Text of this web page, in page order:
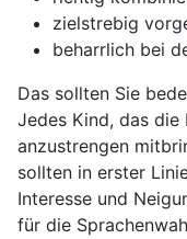
zielstrebig
beharrlich bei
Das sollten Sie
Jedes Kind, das
anzustrengen
sollten in erster
Interesse und
für die